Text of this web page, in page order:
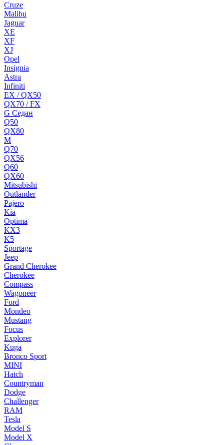
Cruze
Malibu
Jaguar
XE
XF
XJ
Opel
Insignia
Astra
Infiniti
EX / QX50
QX70 / FX
G Cедан
Q50
QX80
M
Q70
QX56
Q60
QX60
Mitsubishi
Outlander
Pajero
Kia
Optima
KX3
K5
Sportage
Jeep
Grand Cherokee
Cherokee
Compass
Wagoneer
Ford
Mondeo
Mustang
Focus
Explorer
Kuga
Bronco Sport
MINI
Hatch
Countryman
Dodge
Challenger
RAM
Tesla
Model S
Model X